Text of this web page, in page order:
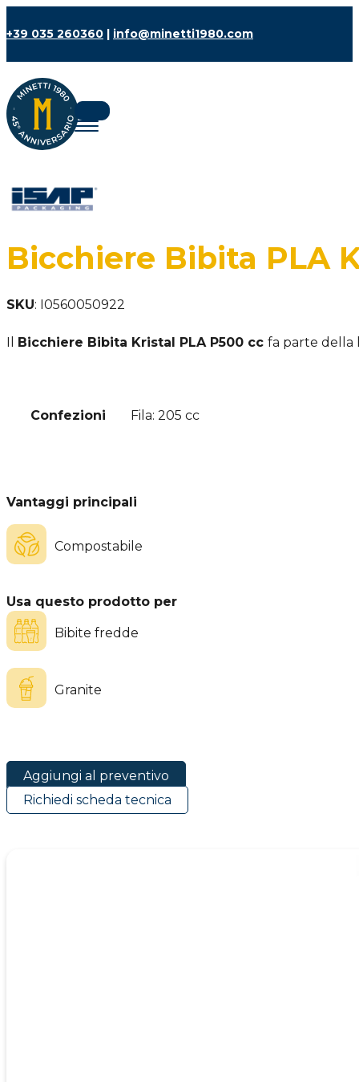
+39 035 260360 | info@minetti1980.com
Bicchiere Bibita PLA
SKU: I0560050922
Il Bicchiere Bibita Kristal PLA P500 cc fa parte della
Confezioni Fila: 205 cc
Vantaggi principali
Compostabile
Usa questo prodotto per
Bibite fredde
Granite
Aggiungi al preventivo
Richiedi scheda tecnica